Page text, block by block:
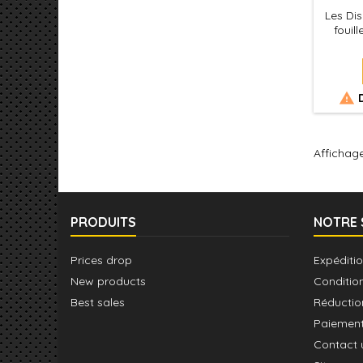
Les
la

PRODUITS
Prices drop
New products
Best sales
NOTRE
Contact